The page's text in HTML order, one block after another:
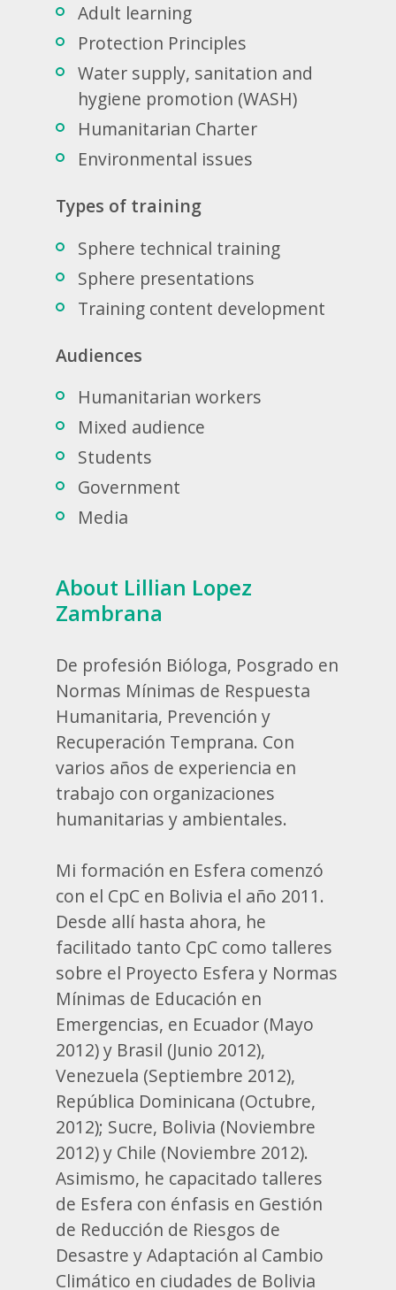
Adult learning
Protection Principles
Water supply, sanitation and
hygiene promotion (WASH)
Humanitarian Charter
Environmental issues
Types of training
Sphere technical training
Sphere presentations
Training content development
Audiences
Humanitarian workers
Mixed audience
Students
Government
Media
About Lillian Lopez
Zambrana
De profesión Bióloga, Posgrado en
Normas Mínimas de Respuesta
Humanitaria, Prevención y
Recuperación Temprana. Con
varios años de experiencia en
trabajo con organizaciones
humanitarias y ambientales.
Mi formación en Esfera comenzó
con el CpC en Bolivia el año 2011.
Desde allí hasta ahora, he
facilitado tanto CpC como talleres
sobre el Proyecto Esfera y Normas
Mínimas de Educación en
Emergencias, en Ecuador (Mayo
2012) y Brasil (Junio 2012),
Venezuela (Septiembre 2012),
República Dominicana (Octubre,
2012); Sucre, Bolivia (Noviembre
2012) y Chile (Noviembre 2012).
Asimismo, he capacitado talleres
de Esfera con énfasis en Gestión
de Reducción de Riesgos de
Desastre y Adaptación al Cambio
Climático en ciudades de Bolivia